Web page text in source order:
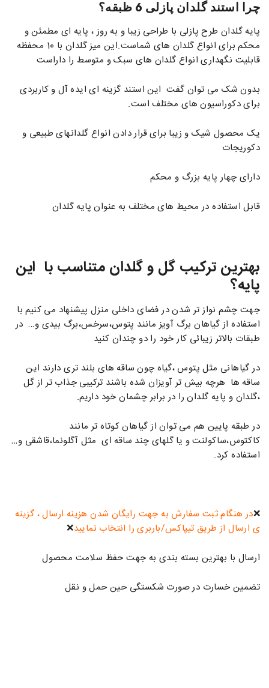
چرا استند گلدان پازلی 6 ظبقه؟
پایه گلدان طرح پازلی با طراحی زیبا و به روز ، پایه ای مطمئن و
محکم برای انواع گلدان های شماست.این میز گلدان با 10 محفظه
قابلیت نگهداری انواع گلدان های سبک و متوسط را داراست
بدون شک می توان گفت این استند گزینه ای ایده آل و کاربردی
برای دکوراسیون های مختلف است.
یک محصول شیک و زیبا برای قرار دادن انواع گلدانهای طبیعی و
دکوریجات
دارای چهار پایه بزرگ و محکم
قابل استفاده در محیط های مختلف به عنوان پایه گلدان
بهترین ترکیب گل و گلدان متناسب با این
پایه؟
جهت چشم نواز تر شدن در فضای داخلی منزل پیشنهاد می کنیم با
استفاده از گیاهان برگ آویز مانند پتوس،سرخس،برگ بیدی و… در
طبقات بالاتر زیبائی کار خود را دو چندان کنید
در گیاهانی مثل پتوس ،گیاه چون ساقه های بلند تری دارند این
ساقه ها هرچه بیش تر آویزان شده باشند ترکیبی جذاب تر از گل
،گلدان و پایه گلدان را در برابر چشمان خود داریم.
در طبقه پایین هم می توان از گیاهان کوتاه تر مانند
کاکتوس،ساکولنت و یا گلهای چند ساقه ای مثل آگلونما،قاشقی و…
استفاده کرد.
❌در هنگام ثبت سفارش به جهت رایگان شدن هزینه ارسال ، گزینه
ی ارسال از طریق تیپاکس/باربری را انتخاب نمایید❌
ارسال با بهترین بسته بندی به جهت حفظ سلامت محصول
تضمین خسارت در صورت شکستگی حین حمل و نقل